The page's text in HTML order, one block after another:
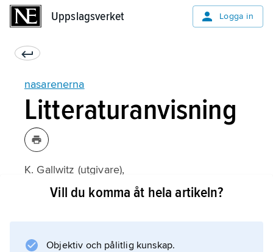
Uppslagsverket Logga in
nasarenerna
Litteraturanvisning
K. Gallwitz (utgivare),
Die Nazarener in Rom
Vill du komma åt hela artikeln?
Objektiv och pålitlig kunskap.